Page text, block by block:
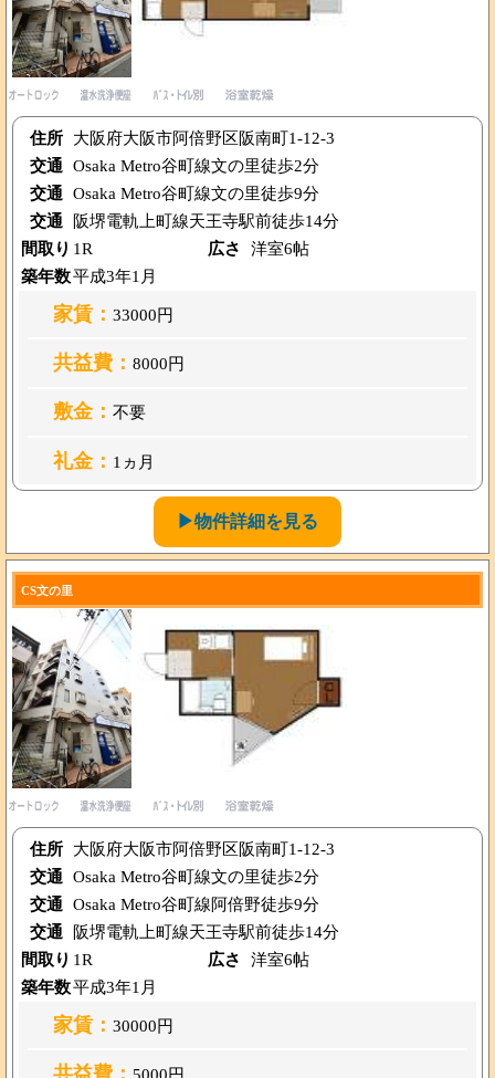
住所
大阪府大阪市阿倍野区阪南町1-12-3
交通 Osaka Metro谷町線文の里徒歩2分
交通 Osaka Metro谷町線文の里徒歩9分
交通
阪堺電軌上町線天王寺駅前徒歩14分
間取り 1R 広さ
洋室6帖
築年数平成3年1月
家賃： 33000円
共益費： 8000円
敷金： 不要
礼金： 1ヵ月
▶物件詳細を見る
CS文の里
住所
大阪府大阪市阿倍野区阪南町1-12-3
交通 Osaka Metro谷町線文の里徒歩2分
交通 Osaka Metro谷町線阿倍野徒歩9分
交通
阪堺電軌上町線天王寺駅前徒歩14分
間取り 1R 広さ
洋室6帖
築年数平成3年1月
家賃： 30000円
5000円